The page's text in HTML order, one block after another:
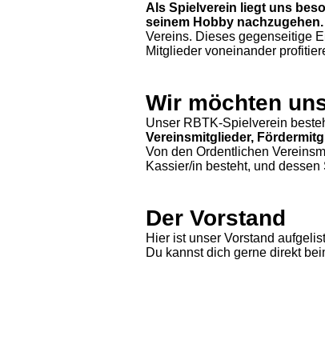
Als Spielverein liegt uns
seinem Hobby nachzugehen.
Vereins. Dieses gegenseitige
Mitglieder voneinander
Wir möchten
Unser RBTK-Spielverein
Vereinsmitglieder,
Von den Ordentlichen
Kassier/in besteht, und
Der Vorstand
Hier ist unser Vorstand
Du kannst dich gerne direkt